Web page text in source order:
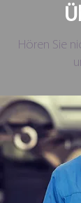
Hören Sie